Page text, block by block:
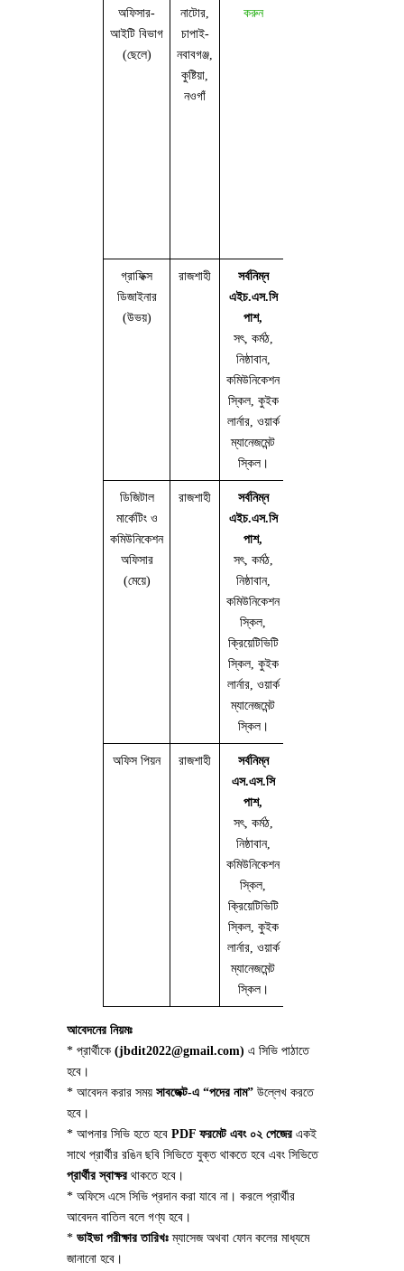
অফিসার-
আইটি বিভাগ
(ছেলে)
নাটোর,
চাপাই-
নবাবগঞ্জ,
কুষ্টিয়া,
নওগাঁ
করুন
গ্রাফিক্স
ডিজাইনার
(উভয়)
রাজশাহী
সর্বনিম্ন
এইচ.এস.সি
পাশ,
সৎ, কর্মঠ,
নিষ্ঠাবান,
কমিউনিকেশন
স্কিল, কুইক
লার্নার, ওয়ার্ক
ম্যানেজমেন্ট
স্কিল।
ডিজিটাল
মার্কেটিং ও
কমিউনিকেশন
অফিসার
(মেয়ে)
রাজশাহী
সর্বনিম্ন
এইচ.এস.সি
পাশ,
সৎ, কর্মঠ,
নিষ্ঠাবান,
কমিউনিকেশন
স্কিল,
ক্রিয়েটিভিটি
স্কিল, কুইক
লার্নার, ওয়ার্ক
ম্যানেজমেন্ট
স্কিল।
অফিস পিয়ন রাজশাহী
সর্বনিম্ন
এস.এস.সি
পাশ,
সৎ, কর্মঠ,
নিষ্ঠাবান,
কমিউনিকেশন
স্কিল,
ক্রিয়েটিভিটি
স্কিল, কুইক
লার্নার, ওয়ার্ক
ম্যানেজমেন্ট
স্কিল।
আবেদনের নিয়মঃ
* প্রার্থীকে (jbdit2022@gmail.com) এ সিভি পাঠাতে
হবে।
* আবেদন করার সময় সাবজেক্ট-এ “পদের নাম” উল্লেখ করতে
হবে।
* আপনার সিভি হতে হবে PDF ফরমেট এবং ০২ পেজেরএকই
সাথে প্রার্থীর রঙিন ছবি সিভিতে যুক্ত থাকতে হবে এবং সিভিতে
প্রার্থীর স্বাক্ষরথাকতে হবে।
* অফিসে এসে সিভি প্রদান করা যাবে না। করলে প্রার্থীর
আবেদন বাতিল বলে গণ্য হবে।
* ভাইভা পরীক্ষার তারিখঃ ম্যাসেজ অথবা ফোন কলের মাধ্যমে
জানানো হবে।